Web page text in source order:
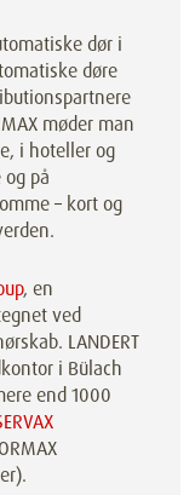
dør i
døre
møder man
i hoteller og
på
– kort og
, en
ved
LANDERT
i Bülach
end 1000